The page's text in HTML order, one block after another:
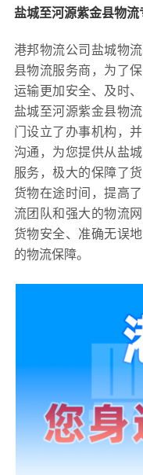
盐城至河源紫金县物流
港邦物流公司盐城物
县物流服务商，为了
运输更加安全、及时
盐城至河源紫金县物
门设立了办事机构，
沟通，为您提供从盐
服务，极大的保障了
货物在途时间，提高
流团队和强大的物流
货物安全、准确无误
的物流保障。